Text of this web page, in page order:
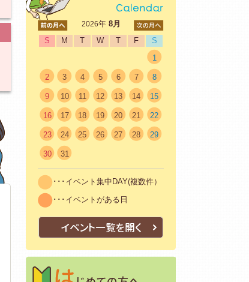
2026年 8月
S
M T W T F
S
1
2 3 4 5 6 7 8
9 10 11 12 13 14 15
16 17 18 19 20 21 22
23 24 25 26 27 28 29
30 31
･･･イベント集中DAY(複数件）
･･･イベントがある日
イベント一覧を開く